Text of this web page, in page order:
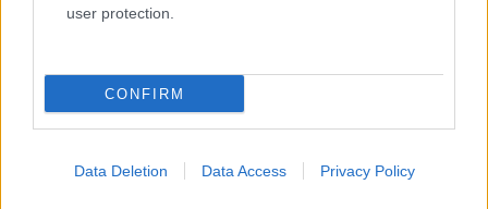
user protection.
CONFIRM
Data Deletion Data Access Privacy Policy